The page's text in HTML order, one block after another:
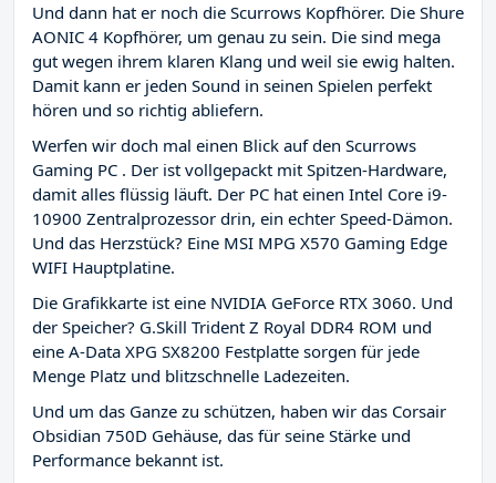
Und dann hat er noch die Scurrows Kopfhörer. Die Shure
AONIC 4 Kopfhörer, um genau zu sein. Die sind mega
gut wegen ihrem klaren Klang und weil sie ewig halten.
Damit kann er jeden Sound in seinen Spielen perfekt
hören und so richtig abliefern.
Werfen wir doch mal einen Blick auf den Scurrows
Gaming PC . Der ist vollgepackt mit Spitzen-Hardware,
damit alles flüssig läuft. Der PC hat einen Intel Core i9-
10900 Zentralprozessor drin, ein echter Speed-Dämon.
Und das Herzstück? Eine MSI MPG X570 Gaming Edge
WIFI Hauptplatine.
Die Grafikkarte ist eine NVIDIA GeForce RTX 3060. Und
der Speicher? G.Skill Trident Z Royal DDR4 ROM und
eine A-Data XPG SX8200 Festplatte sorgen für jede
Menge Platz und blitzschnelle Ladezeiten.
Und um das Ganze zu schützen, haben wir das Corsair
Obsidian 750D Gehäuse, das für seine Stärke und
Performance bekannt ist.